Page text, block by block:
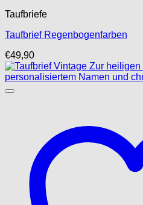
Taufbriefe
Taufbrief Regenbogenfarben
€49,90